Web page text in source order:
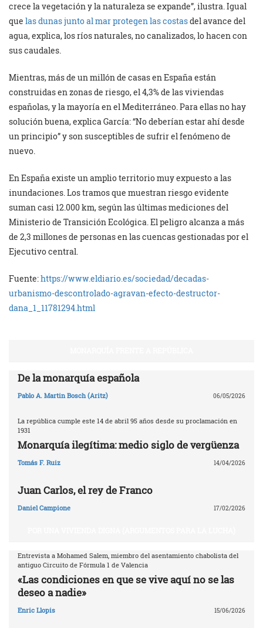
crece la vegetación y la naturaleza se expande”, ilustra. Igual
que las dunas junto al mar protegen las costasdel avance del
agua, explica, los ríos naturales, no canalizados, lo hacen con
sus caudales.
Mientras, más de un millón de casas en España están
construidas en zonas de riesgo, el 4,3% de las viviendas
españolas, y la mayoría en el Mediterráneo. Para ellas no hay
solución buena, explica García: “No deberían estar ahí desde
un principio” y son susceptibles de sufrir el fenómeno de
nuevo.
En España existe un amplio territorio muy expuesto a las
inundaciones. Los tramos que muestran riesgo evidente
suman casi 12.000 km, según las últimas mediciones del
Ministerio de Transición Ecológica. El peligro alcanza a más
de 2,3 millones de personas en las cuencas gestionadas por el
Ejecutivo central.
Fuente:https://www.eldiario.es/sociedad/decadas-
urbanismo-descontrolado-agravan-efecto-destructor-
dana_1_11781294.html
De la monarquía española
Pablo A. Martin Bosch (Aritz) 06/05/2026
La república cumple este 14 de abril 95 años desde su proclamación en
1931
Monarquía ilegítima: medio siglo de vergüenza
Tomás F. Ruiz 14/04/2026
Juan Carlos, el rey de Franco
Daniel Campione 17/02/2026
Entrevista a Mohamed Salem, miembro del asentamiento chabolista del
antiguo Circuito de Fórmula 1 de Valencia
«Las condiciones en que se vive aquí no se las
deseo a nadie»
Enric Llopis 15/06/2026